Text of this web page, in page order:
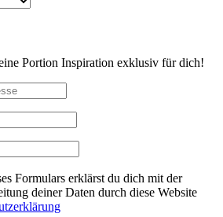
Portion Inspiration exklusiv für dich!
Formulars erklärst du dich mit der
deiner Daten durch diese Website